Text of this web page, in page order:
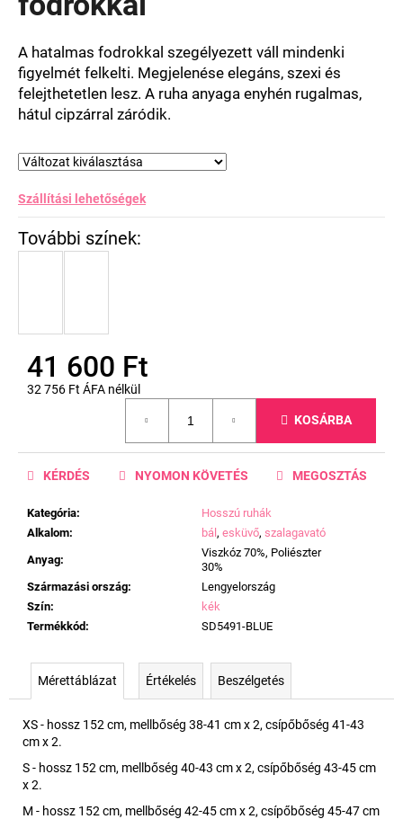
ből
csillag.
A hatalmas fodrokkal szegélyezett váll mindenki
figyelmét felkelti. Megjelenése elegáns, szexi és
felejthetetlen lesz. A ruha anyaga enyhén rugalmas,
hátul cipzárral záródik.
Szállítási lehetőségek
41 600 Ft
32 756 Ft ÁFA nélkül
KOSÁRBA
Kategória:
Hosszú ruhák
Alkalom: bál, esküvő, szalagavató
Anyag:
Viszkóz 70%, Poliészter
30%
Származási ország:
Lengyelország
Szín:
kék
Termékkód: SD5491-BLUE
KÉRDÉS NYOMON KÖVETÉS MEGOSZTÁS
Mérettáblázat Értékelés Beszélgetés
XS - hossz 152 cm, mellbőség 38-41 cm x 2, csípőbőség 41-43
cm x 2.
S - hossz 152 cm, mellbőség 40-43 cm x 2, csípőbőség 43-45 cm
x 2.
M - hossz 152 cm, mellbőség 42-45 cm x 2, csípőbőség 45-47 cm